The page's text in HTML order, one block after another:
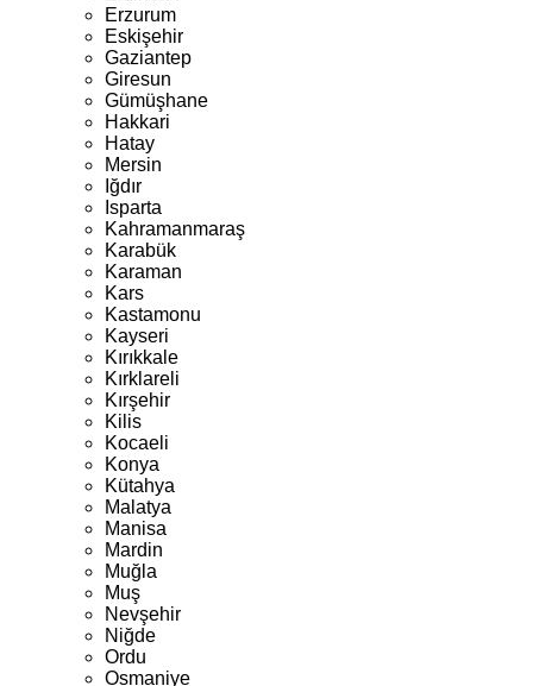
Erzurum
Eskişehir
Gaziantep
Giresun
Gümüşhane
Hakkari
Hatay
Mersin
Iğdır
Isparta
Kahramanmaraş
Karabük
Karaman
Kars
Kastamonu
Kayseri
Kırıkkale
Kırklareli
Kırşehir
Kilis
Kocaeli
Konya
Kütahya
Malatya
Manisa
Mardin
Muğla
Muş
Nevşehir
Niğde
Ordu
Osmaniye